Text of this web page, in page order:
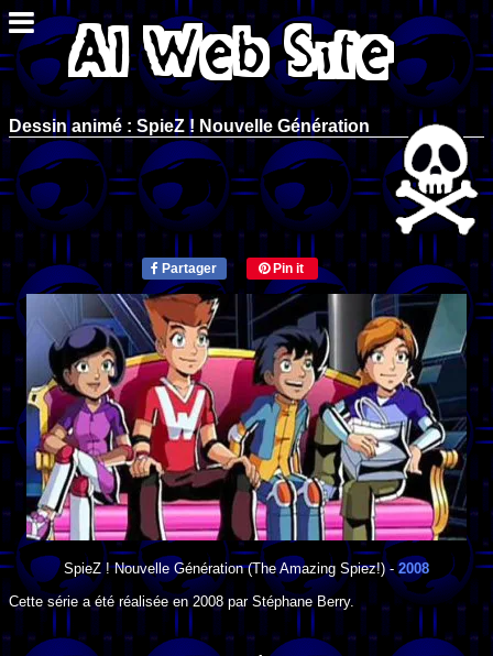
Dessin animé : SpieZ ! Nouvelle Génération
Partager Pin it
SpieZ ! Nouvelle Génération(The Amazing Spiez!) -2008
Cette série a été réalisée en2008 parStéphane Berry.